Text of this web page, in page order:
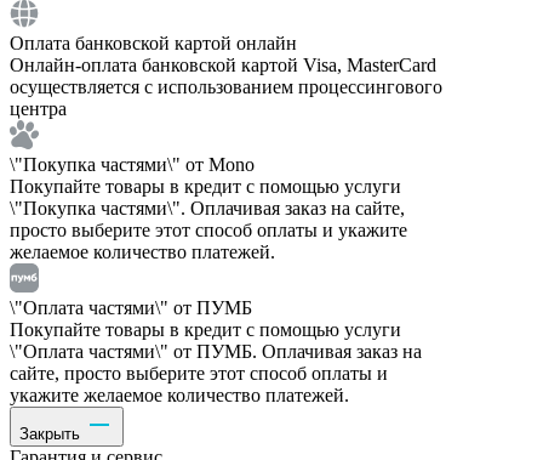
Оплата банковской картой онлайн
Онлайн-оплата банковской картой Visa, MasterCard
осуществляется с использованием процессингового
центра
\"Покупка частями\" от Mono
Покупайте товары в кредит с помощью услуги
\"Покупка частями\". Оплачивая заказ на сайте,
просто выберите этот способ оплаты и укажите
желаемое количество платежей.
\"Оплата частями\" от ПУМБ
Покупайте товары в кредит с помощью услуги
\"Оплата частями\" от ПУМБ. Оплачивая заказ на
сайте, просто выберите этот способ оплаты и
укажите желаемое количество платежей.
Закрыть